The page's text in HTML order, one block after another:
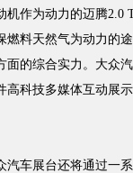
机作为动力的迈腾2.0
燃料天然气为动力的
面的综合实力。大众
高科技多媒体互动展
展台还将通过一系